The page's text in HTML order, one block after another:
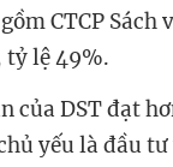
CTCP Sách
tỷ lệ 49%.
của DST đạt
yếu là đầu